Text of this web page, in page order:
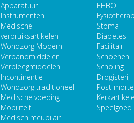
Apparatuur
Instrumenten
Medische
verbruiksartikelen
Wondzorg Modern
Verbandmiddelen
Verpleegmiddelen
Incontinentie
Wondzorg traditioneel
Medische voeding
Mobiliteit
Medisch meubilair
EHBO
Stoma
Diabetes
Facilitair
Schoenen
Scholing
Drogisterij
Post
Speelgoed